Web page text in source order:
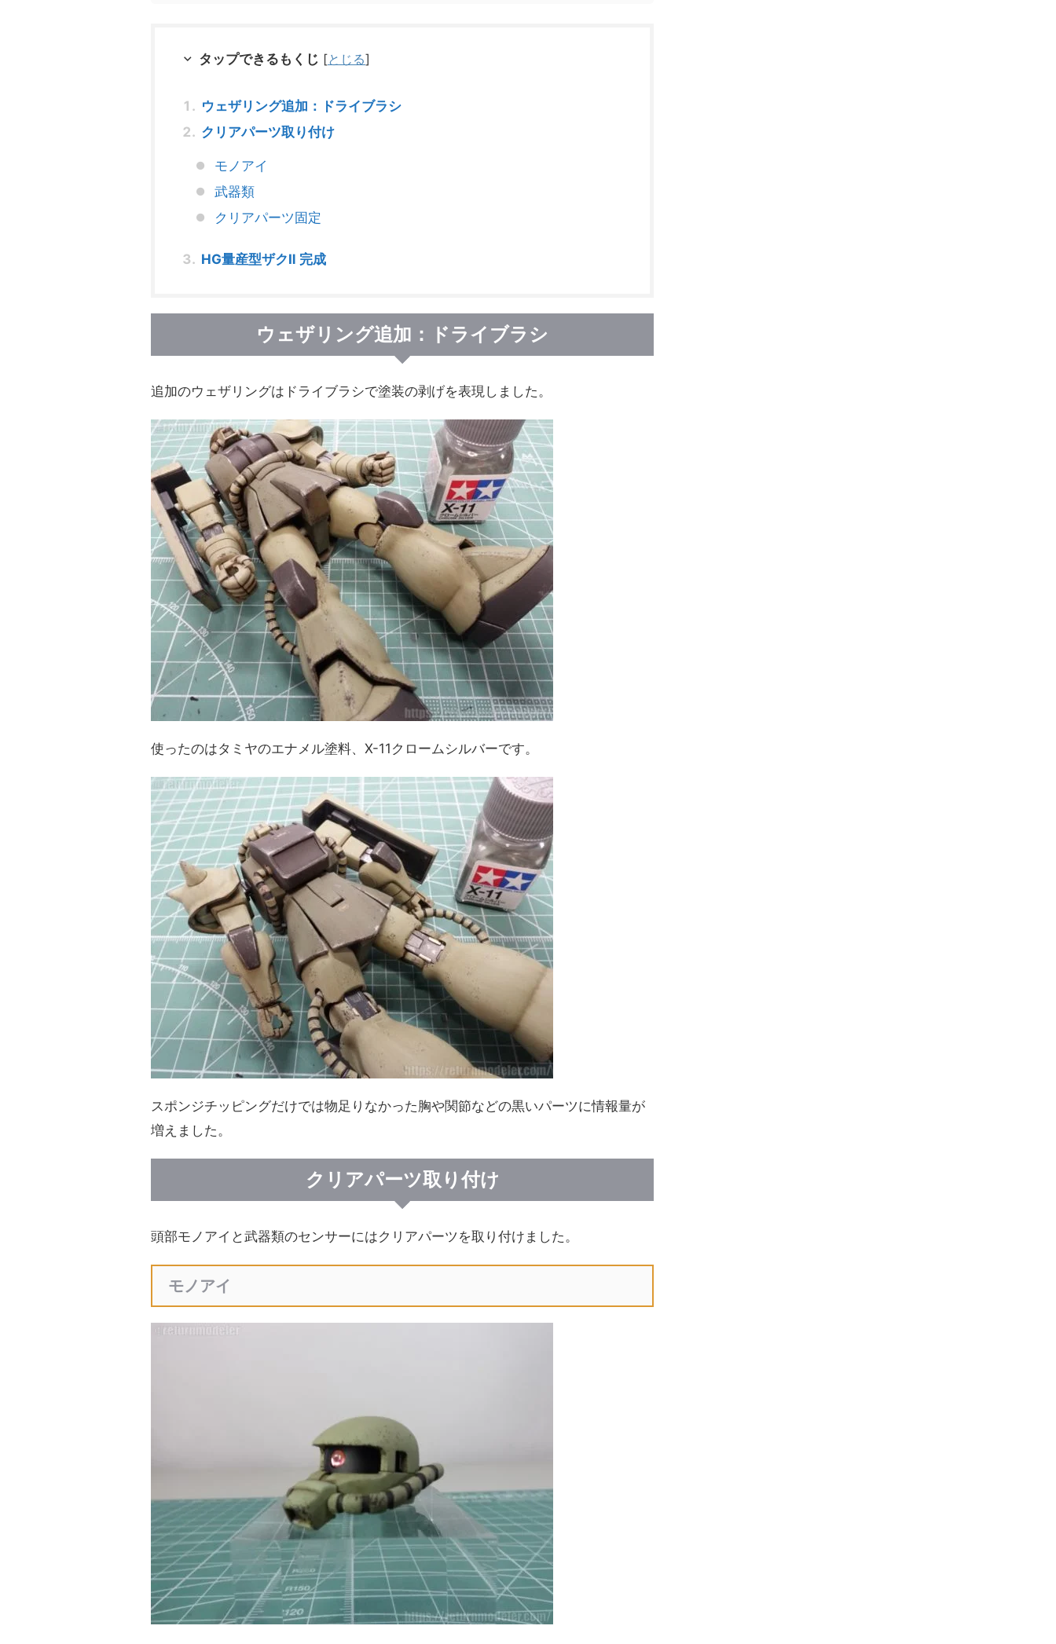
タップできるもくじ [とじる]
ウェザリング追加：ドライブラシ
クリアパーツ取り付け
モノアイ
武器類
クリアパーツ固定
HG量産型ザクⅡ 完成
ウェザリング追加：ドライブラシ
追加のウェザリングはドライブラシで塗装の剥げを表現しました。
使ったのはタミヤのエナメル塗料、X-11クロームシルバーです。
スポンジチッピングだけでは物足りなかった胸や関節などの黒いパーツに情報量が
増えました。
クリアパーツ取り付け
頭部モノアイと武器類のセンサーにはクリアパーツを取り付けました。
モノアイ